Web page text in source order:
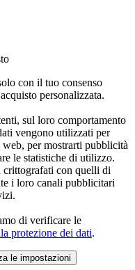
con il tuo consenso
personalizzata.
sul loro comportamento
vengono utilizzati per
per mostrarti pubblicità
le statistiche di utilizzo.
crittografati con quelli di
i loro canali pubblicitari
di verificare le
protezione dei dati.
le impostazioni